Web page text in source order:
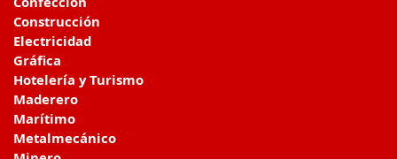
Construcción
Electricidad
Gráfica
Hotelería y Turismo
Maderero
Marítimo
Metalmecánico